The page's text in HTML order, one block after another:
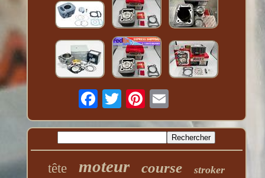
tête moteur course stroker